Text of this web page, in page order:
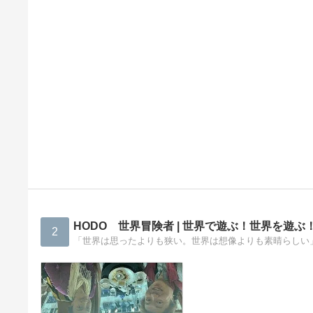
2 HODO 世界冒険者 | 世界で遊ぶ！世界を遊ぶ